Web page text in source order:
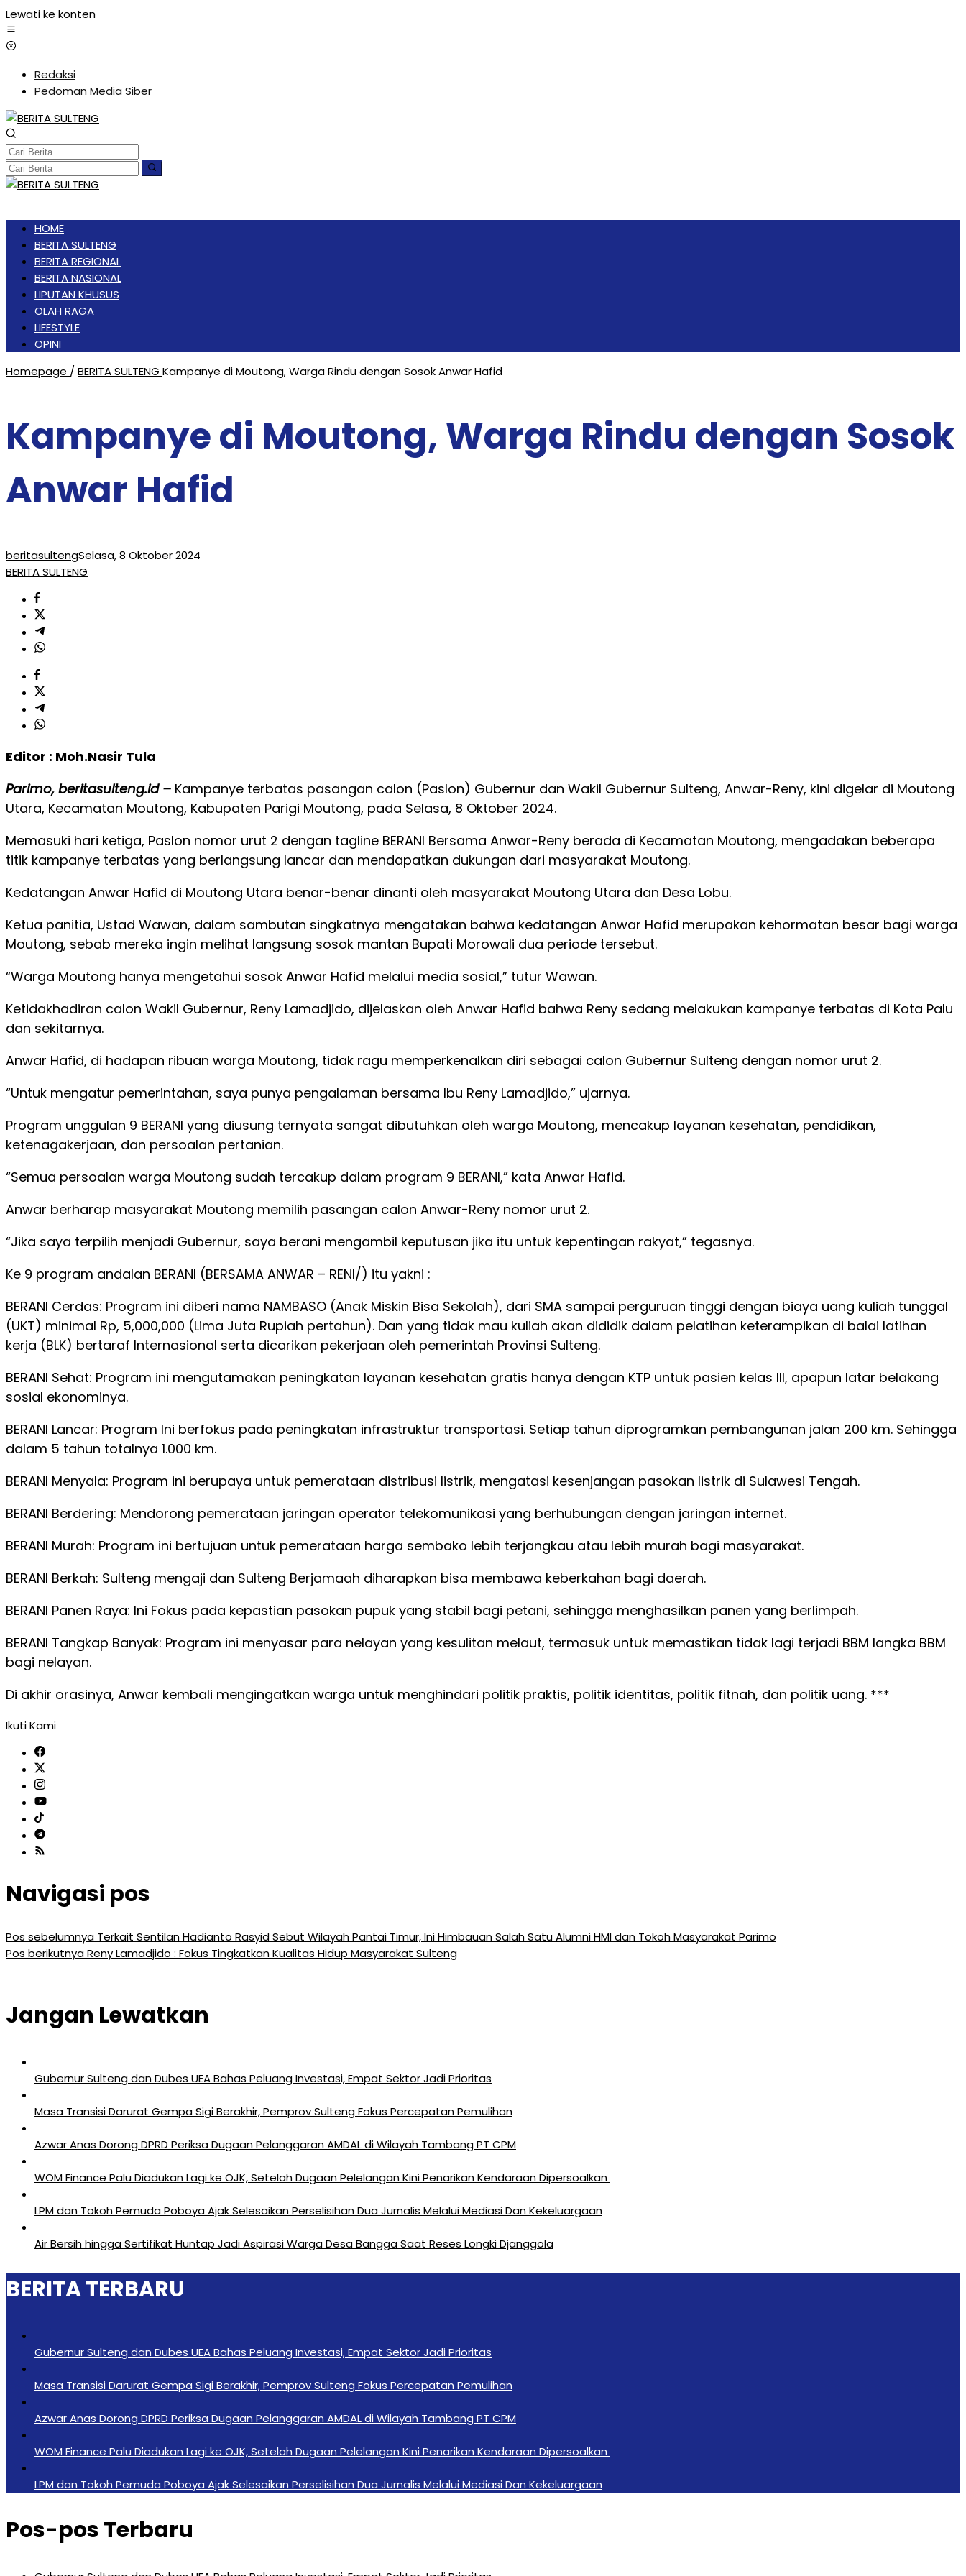
Lewati ke konten
Redaksi
Pedoman Media Siber
HOME
BERITA SULTENG
BERITA REGIONAL
BERITA NASIONAL
LIPUTAN KHUSUS
OLAH RAGA
LIFESTYLE
OPINI
Homepage / BERITA SULTENG Kampanye di Moutong, Warga Rindu dengan Sosok Anwar Hafid
Kampanye di Moutong, Warga Rindu dengan Sosok
Anwar Hafid
beritasultengSelasa, 8 Oktober 2024
BERITA SULTENG
Editor : Moh.Nasir Tula
Parimo, beritasulteng.id – Kampanye terbatas pasangan calon (Paslon) Gubernur dan Wakil Gubernur Sulteng, Anwar-Reny, kini digelar di Moutong
Utara, Kecamatan Moutong, Kabupaten Parigi Moutong, pada Selasa, 8 Oktober 2024.
Memasuki hari ketiga, Paslon nomor urut 2 dengan tagline BERANI Bersama Anwar-Reny berada di Kecamatan Moutong, mengadakan beberapa
titik kampanye terbatas yang berlangsung lancar dan mendapatkan dukungan dari masyarakat Moutong.
Kedatangan Anwar Hafid di Moutong Utara benar-benar dinanti oleh masyarakat Moutong Utara dan Desa Lobu.
Ketua panitia, Ustad Wawan, dalam sambutan singkatnya mengatakan bahwa kedatangan Anwar Hafid merupakan kehormatan besar bagi warga
Moutong, sebab mereka ingin melihat langsung sosok mantan Bupati Morowali dua periode tersebut.
“Warga Moutong hanya mengetahui sosok Anwar Hafid melalui media sosial,” tutur Wawan.
Ketidakhadiran calon Wakil Gubernur, Reny Lamadjido, dijelaskan oleh Anwar Hafid bahwa Reny sedang melakukan kampanye terbatas di Kota Palu
dan sekitarnya.
Anwar Hafid, di hadapan ribuan warga Moutong, tidak ragu memperkenalkan diri sebagai calon Gubernur Sulteng dengan nomor urut 2.
“Untuk mengatur pemerintahan, saya punya pengalaman bersama Ibu Reny Lamadjido,” ujarnya.
Program unggulan 9 BERANI yang diusung ternyata sangat dibutuhkan oleh warga Moutong, mencakup layanan kesehatan, pendidikan,
ketenagakerjaan, dan persoalan pertanian.
“Semua persoalan warga Moutong sudah tercakup dalam program 9 BERANI,” kata Anwar Hafid.
Anwar berharap masyarakat Moutong memilih pasangan calon Anwar-Reny nomor urut 2.
“Jika saya terpilih menjadi Gubernur, saya berani mengambil keputusan jika itu untuk kepentingan rakyat,” tegasnya.
Ke 9 program andalan BERANI (BERSAMA ANWAR – RENI/) itu yakni :
BERANI Cerdas: Program ini diberi nama NAMBASO (Anak Miskin Bisa Sekolah), dari SMA sampai perguruan tinggi dengan biaya uang kuliah tunggal
(UKT) minimal Rp, 5,000,000 (Lima Juta Rupiah pertahun). Dan yang tidak mau kuliah akan dididik dalam pelatihan keterampikan di balai latihan
kerja (BLK) bertaraf Internasional serta dicarikan pekerjaan oleh pemerintah Provinsi Sulteng.
BERANI Sehat: Program ini mengutamakan peningkatan layanan kesehatan gratis hanya dengan KTP untuk pasien kelas III, apapun latar belakang
sosial ekonominya.
BERANI Lancar: Program Ini berfokus pada peningkatan infrastruktur transportasi. Setiap tahun diprogramkan pembangunan jalan 200 km. Sehingga
dalam 5 tahun totalnya 1.000 km.
BERANI Menyala: Program ini berupaya untuk pemerataan distribusi listrik, mengatasi kesenjangan pasokan listrik di Sulawesi Tengah.
BERANI Berdering: Mendorong pemerataan jaringan operator telekomunikasi yang berhubungan dengan jaringan internet.
BERANI Murah: Program ini bertujuan untuk pemerataan harga sembako lebih terjangkau atau lebih murah bagi masyarakat.
BERANI Berkah: Sulteng mengaji dan Sulteng Berjamaah diharapkan bisa membawa keberkahan bagi daerah.
BERANI Panen Raya: Ini Fokus pada kepastian pasokan pupuk yang stabil bagi petani, sehingga menghasilkan panen yang berlimpah.
BERANI Tangkap Banyak: Program ini menyasar para nelayan yang kesulitan melaut, termasuk untuk memastikan tidak lagi terjadi BBM langka BBM
bagi nelayan.
Di akhir orasinya, Anwar kembali mengingatkan warga untuk menghindari politik praktis, politik identitas, politik fitnah, dan politik uang. ***
Ikuti Kami
Navigasi pos
Pos sebelumnya Terkait Sentilan Hadianto Rasyid Sebut Wilayah Pantai Timur, Ini Himbauan Salah Satu Alumni HMI dan Tokoh Masyarakat Parimo
Pos berikutnyaReny Lamadjido : Fokus Tingkatkan Kualitas Hidup Masyarakat Sulteng
Jangan Lewatkan
Gubernur Sulteng dan Dubes UEA Bahas Peluang Investasi, Empat Sektor Jadi Prioritas
Masa Transisi Darurat Gempa Sigi Berakhir, Pemprov Sulteng Fokus Percepatan Pemulihan
Azwar Anas Dorong DPRD Periksa Dugaan Pelanggaran AMDAL di Wilayah Tambang PT CPM
‎WOM Finance Palu Diadukan Lagi ke OJK, Setelah Dugaan Pelelangan Kini Penarikan Kendaraan Dipersoalkan ‎
LPM dan Tokoh Pemuda Poboya Ajak Selesaikan Perselisihan Dua Jurnalis Melalui Mediasi Dan Kekeluargaan
Air Bersih hingga Sertifikat Huntap Jadi Aspirasi Warga Desa Bangga Saat Reses Longki Djanggola
BERITA TERBARU
Gubernur Sulteng dan Dubes UEA Bahas Peluang Investasi, Empat Sektor Jadi Prioritas
Masa Transisi Darurat Gempa Sigi Berakhir, Pemprov Sulteng Fokus Percepatan Pemulihan
Azwar Anas Dorong DPRD Periksa Dugaan Pelanggaran AMDAL di Wilayah Tambang PT CPM
‎WOM Finance Palu Diadukan Lagi ke OJK, Setelah Dugaan Pelelangan Kini Penarikan Kendaraan Dipersoalkan ‎
LPM dan Tokoh Pemuda Poboya Ajak Selesaikan Perselisihan Dua Jurnalis Melalui Mediasi Dan Kekeluargaan
Pos-pos Terbaru